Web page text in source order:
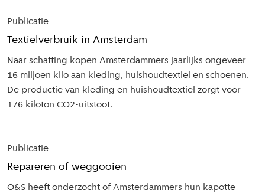
Textielverbruik in Amsterdam
Publicatie
Naar schatting kopen Amsterdammers jaarlijks ongeveer
16 miljoen kilo aan kleding, huishoudtextiel en schoenen.
De productie van kleding en huishoudtextiel zorgt voor
176 kiloton CO2-uitstoot.
Repareren of weggooien
Publicatie
O&S heeft onderzocht of Amsterdammers hun kapotte